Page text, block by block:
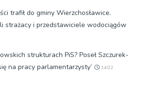
trafił do gminy Wierzchosławice.
strażacy i przedstawiciele wodociągów
strukturach PiS? Poseł Szczurek-
na pracy parlamentarzysty’
14:02